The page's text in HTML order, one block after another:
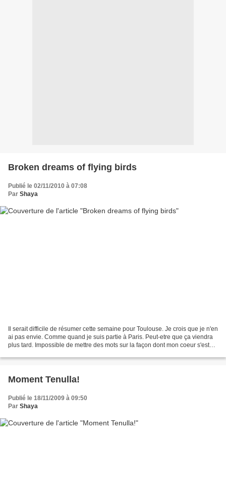
Broken dreams of flying birds
Publié le 02/11/2010 à 07:08
Par Shaya
Il serait difficile de résumer cette semaine pour Toulouse. Je crois que je n'en
ai pas envie. Comme quand je suis partie à Paris. Peut-etre que ça viendra
plus tard. Impossible de mettre des mots sur la façon dont mon coeur s'est
Moment Tenulla!
Publié le 18/11/2009 à 09:50
Par Shaya